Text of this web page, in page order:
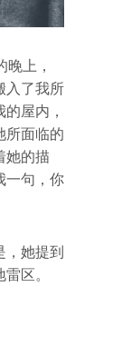
上，
入了我所
屋内，
所面临的
她的描
一句，你
，她提到
区。